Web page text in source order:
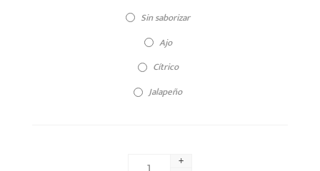
Sin saborizar
Ajo
Cítrico
Jalapeño
+